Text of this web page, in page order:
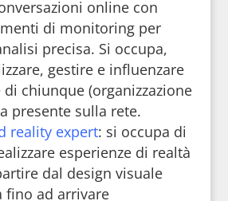
online con
di monitoring per
precisa. Si occupa,
gestire e influenzare
chiunque (organizzazione
presente sulla rete.
reality expert: si occupa di
esperienze di realtà
dal design visuale
fino ad arrivare